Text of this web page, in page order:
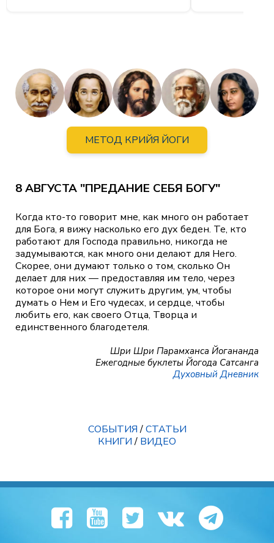
МЕТОД КРИЙЯ ЙОГИ
8 АВГУСТА "ПРЕДАНИЕ СЕБЯ БОГУ"
Когда кто-то говорит мне, как много он работает
для Бога, я вижу насколько его дух беден. Те, кто
работают для Господа правильно, никогда не
задумываются, как много они делают для Него.
Скорее, они думают только о том, сколько Он
делает для них — предоставляя им тело, через
которое они могут служить другим, ум, чтобы
думать о Нем и Его чудесах, и сердце, чтобы
любить его, как своего Отца, Творца и
единственного благодетеля.
Шри Шри Парамханса Йогананда
Ежегодные буклеты Йогода Сатсанга
Духовный Дневник
СОБЫТИЯ/СТАТЬИ
КНИГИ/ ВИДЕО